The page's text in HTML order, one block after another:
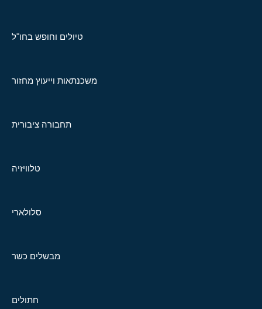
טיולים וחופש בחו"ל
משכנתאות וייעוץ מחזור
תחבורה ציבורית
טלוויזיה
סלולארי
מבשלים כשר
חתולים